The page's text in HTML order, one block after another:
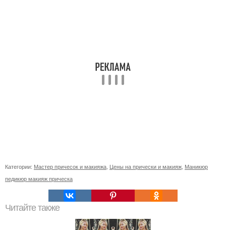
Категории: Мастер причесок и макияжа, Цены на прически и макияж, Маникюр
педикюр макияж прическа
Читайте также